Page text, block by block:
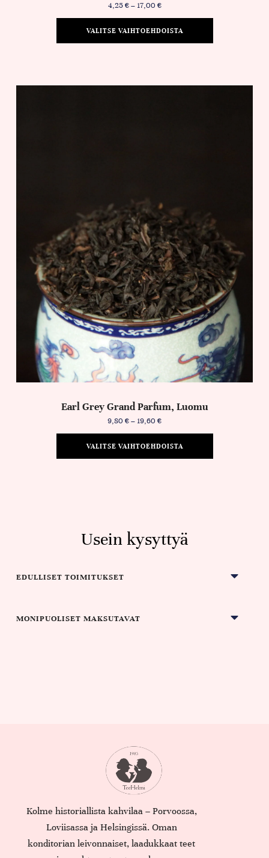
4,25€ – 17,00 €
VALITSE VAIHTOEHDOISTA
Earl Grey Grand Parfum, Luomu
9,80 €– 19,60 €
VALITSE VAIHTOEHDOISTA
Usein kysyttyä
EDULLISET TOIMITUKSET
MONIPUOLISET MAKSUTAVAT
Kolme historiallista kahvilaa – Porvoossa,
Loviisassa ja Helsingissä. Oman
konditorian leivonnaiset, laadukkaat teet